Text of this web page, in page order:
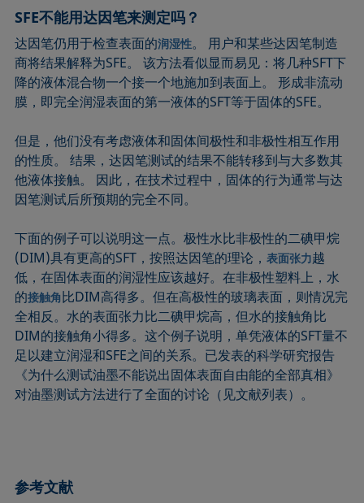
SFE不能用达因笔来测定吗？
达因笔仍用于检查表面的润湿性。 用户和某些达因笔制造
商将结果解释为SFE。 该方法看似显而易见：将几种SFT下
降的液体混合物一个接一个地施加到表面上。 形成非流动
膜，即完全润湿表面的第一液体的SFT等于固体的SFE。
但是，他们没有考虑液体和固体间极性和非极性相互作用
的性质。 结果，达因笔测试的结果不能转移到与大多数其
他液体接触。 因此，在技术过程中，固体的行为通常与达
因笔测试后所预期的完全不同。
下面的例子可以说明这一点。极性水比非极性的二碘甲烷
(DIM)具有更高的SFT，按照达因笔的理论，表面张力越
低，在固体表面的润湿性应该越好。在非极性塑料上，水
的接触角比DIM高得多。但在高极性的玻璃表面，则情况完
全相反。水的表面张力比二碘甲烷高，但水的接触角比
DIM的接触角小得多。这个例子说明，单凭液体的SFT量不
足以建立润湿和SFE之间的关系。已发表的科学研究报告
《为什么测试油墨不能说出固体表面自由能的全部真相》
对油墨测试方法进行了全面的讨论（见文献列表）。
参考文献